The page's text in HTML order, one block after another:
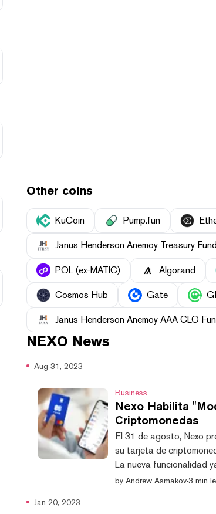
Other coins
KuCoin Pump.fun
Janus Henderson Anemoy Treasury Fund
POL (ex-MATIC) Algorand
Cosmos Hub Gate
Janus Henderson Anemoy AAA CLO
NEXO News
Aug 31, 2023
Business
Nexo Habilita
Criptomonedas
El 31 de agosto, Nexo
su tarjeta de
La nueva funcionalidad
etapa exclusiva de
by Andrew Asmakov·3 min
Jan 20, 2023